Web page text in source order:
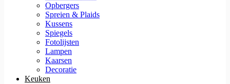
Opbergers
Spreien & Plaids
Kussens
Spiegels
Fotolijsten
Lampen
Kaarsen
Decoratie
Keuken